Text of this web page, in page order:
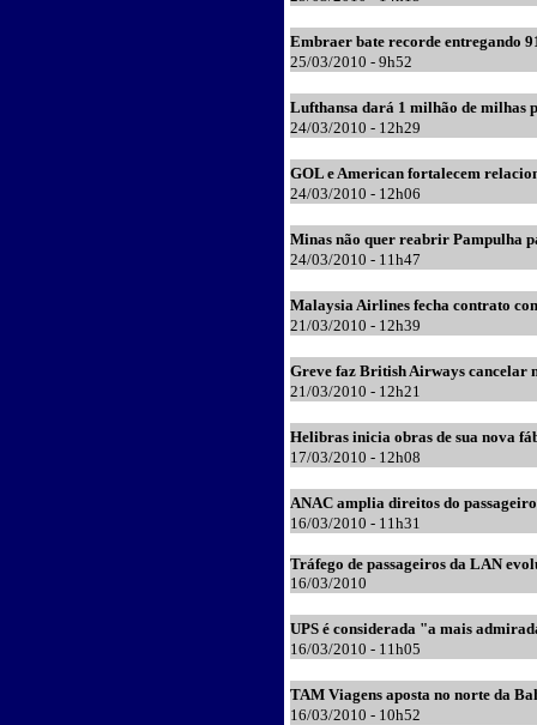
Embraer bate recorde entregando
25/03/2010 - 9h52
Lufthansa dará 1 milhão de milhas
24/03/2010 - 12h29
GOL e American fortalecem
24/03/2010 - 12h06
Minas não quer reabrir Pampulha
24/03/2010 - 11h47
Malaysia Airlines fecha contrato
21/03/2010 - 12h39
Greve faz British Airways cancelar
21/03/2010 - 12h21
Helibras inicia obras de sua nova
17/03/2010 - 12h08
ANAC amplia direitos do
16/03/2010 - 11h31
Tráfego de passageiros da LAN
16/03/2010
UPS é considerada "a mais
16/03/2010 - 11h05
TAM Viagens aposta no norte da
16/03/2010 - 10h52